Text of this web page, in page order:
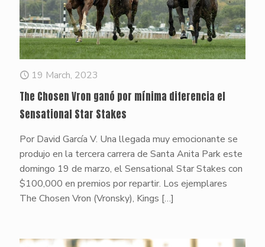
19 March, 2023
The Chosen Vron ganó por mínima diferencia el
Sensational Star Stakes
Por David García V. Una llegada muy emocionante se
produjo en la tercera carrera de Santa Anita Park este
domingo 19 de marzo, el Sensational Star Stakes con
$100,000 en premios por repartir. Los ejemplares
The Chosen Vron (Vronsky), Kings […]